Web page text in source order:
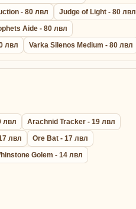
- 80 лвл
Judge of Light - 80 лвл
Aide - 80 лвл
лвл Varka Silenos Medium - 80 лвл
лвл
Arachnid Tracker - 19 лвл
лвл
Ore Bat - 17 лвл
Golem - 14 лвл